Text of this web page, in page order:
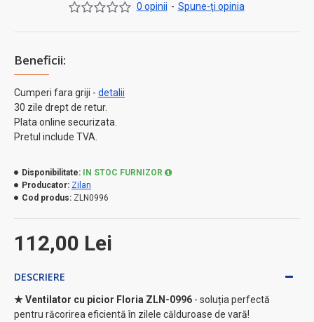
Beneficii:
Cumperi fara griji - detalii
30 zile drept de retur.
Plata online securizata.
Pretul include TVA.
0 opinii - Spune-ţi opinia
112,00 Lei
Disponibilitate:
IN STOC FURNIZOR
Producator: Zilan
Cod produs: ZLN0996
DESCRIERE
★ Ventilator cu picior Floria ZLN-0996 - soluția perfectă
pentru răcorirea eficientă în zilele călduroase de vară!